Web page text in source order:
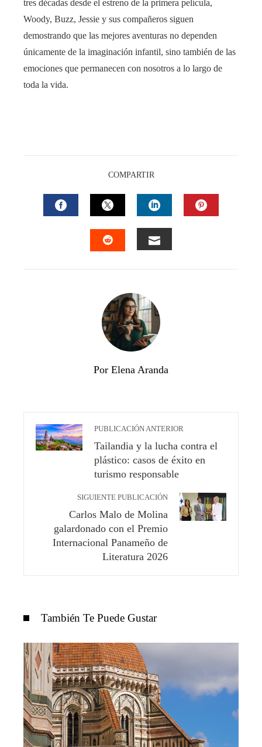
tres décadas desde el estreno de la primera película,
Woody, Buzz, Jessie y sus compañeros siguen
demostrando que las mejores aventuras no dependen
únicamente de la imaginación infantil, sino también de las
emociones que permanecen con nosotros a lo largo de
toda la vida.
COMPARTIR
FACEBOOKTWITTERLINKEDIN
Por Elena Aranda
PUBLICACIÓN ANTERIOR
Tailandia y la lucha contra el
plástico: casos de éxito en
turismo responsable
SIGUIENTE PUBLICACIÓN
Carlos Malo de Molina
galardonado con el Premio
Internacional Panameño de
Literatura 2026
También Te Puede Gustar